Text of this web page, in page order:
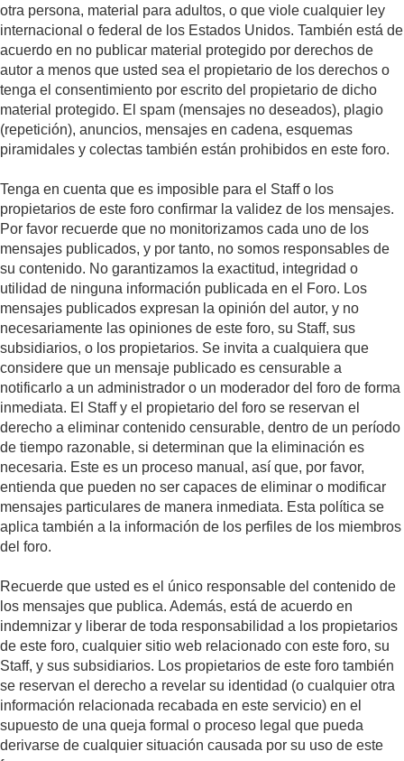
otra persona, material para adultos, o que viole cualquier ley
internacional o federal de los Estados Unidos. También está de
acuerdo en no publicar material protegido por derechos de
autor a menos que usted sea el propietario de los derechos o
tenga el consentimiento por escrito del propietario de dicho
material protegido. El spam (mensajes no deseados), plagio
(repetición), anuncios, mensajes en cadena, esquemas
piramidales y colectas también están prohibidos en este foro.
Tenga en cuenta que es imposible para el Staff o los
propietarios de este foro confirmar la validez de los mensajes.
Por favor recuerde que no monitorizamos cada uno de los
mensajes publicados, y por tanto, no somos responsables de
su contenido. No garantizamos la exactitud, integridad o
utilidad de ninguna información publicada en el Foro. Los
mensajes publicados expresan la opinión del autor, y no
necesariamente las opiniones de este foro, su Staff, sus
subsidiarios, o los propietarios. Se invita a cualquiera que
considere que un mensaje publicado es censurable a
notificarlo a un administrador o un moderador del foro de forma
inmediata. El Staff y el propietario del foro se reservan el
derecho a eliminar contenido censurable, dentro de un período
de tiempo razonable, si determinan que la eliminación es
necesaria. Este es un proceso manual, así que, por favor,
entienda que pueden no ser capaces de eliminar o modificar
mensajes particulares de manera inmediata. Esta política se
aplica también a la información de los perfiles de los miembros
del foro.
Recuerde que usted es el único responsable del contenido de
los mensajes que publica. Además, está de acuerdo en
indemnizar y liberar de toda responsabilidad a los propietarios
de este foro, cualquier sitio web relacionado con este foro, su
Staff, y sus subsidiarios. Los propietarios de este foro también
se reservan el derecho a revelar su identidad (o cualquier otra
información relacionada recabada en este servicio) en el
supuesto de una queja formal o proceso legal que pueda
derivarse de cualquier situación causada por su uso de este